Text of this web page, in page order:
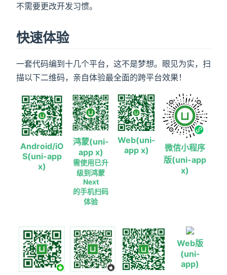
不需要更改开发习惯。
快速体验
一套代码编到十几个平台，这不是梦想。眼见为实，扫
描以下二维码，亲自体验最全面的跨平台效果！
Android/iO
S(uni-app
x)
鸿蒙(uni-
app x)
需使用已升
级到鸿蒙
Next
的手机扫码
体验
Web(uni-
app x)
微信小程序
版(uni-app
x)
Web版
(uni-
app)